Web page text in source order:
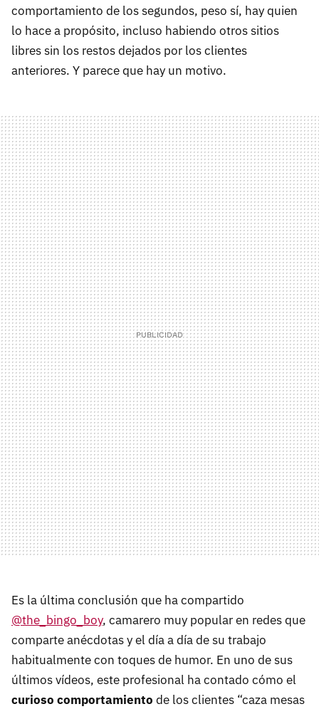
comportamiento de los segundos, peso sí, hay quien
lo hace a propósito, incluso habiendo otros sitios
libres sin los restos dejados por los clientes
anteriores. Y parece que hay un motivo.
Es la última conclusión que ha compartido
@the_bingo_boy, camarero muy popular en redes que
comparte anécdotas y el día a día de su trabajo
habitualmente con toques de humor. En uno de sus
últimos vídeos, este profesional ha contado cómo el
curioso comportamiento de los clientes “caza mesas